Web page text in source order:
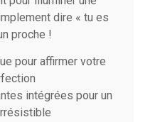
dire « tu es
proche !
pour affirmer votre
intégrées pour un